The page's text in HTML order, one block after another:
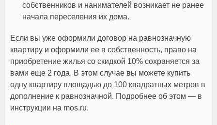
собственников и нанимателей возникает не ранее
начала переселения их дома.
Если вы уже оформили договор на равнозначную
квартиру и оформили ее в собственность, право на
приобретение жилья со скидкой 10% сохраняется за
вами еще 2 года. В этом случае вы можете купить
одну квартиру площадью до 100 квадратных метров в
дополнение к равнозначной. Подробнее об этом — в
инструкции на mos.ru.